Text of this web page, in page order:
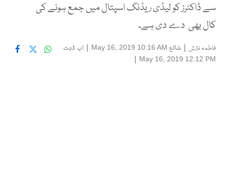
سے ڈاکٹرز کو لیڈی ریڈنگ اسپتال میں جمع ہونے کی
کال بھی دے دی ہے۔
فاطمہ نازش | شائع May 16, 2019 10:16 AM
| اپ ڈیٹ
May 16, 2019 12:12 PM
|